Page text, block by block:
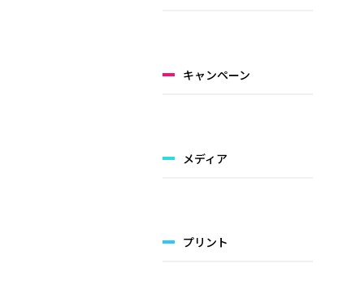
キャンペーン
メディア
プリント